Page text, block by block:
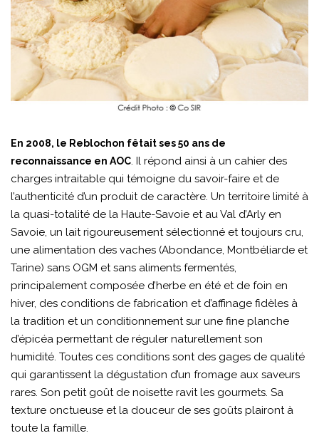
En 2008, le Reblochon fêtait ses 50 ans de
reconnaissance en AOC. Il répond ainsi à un cahier des
charges intraitable qui témoigne du savoir-faire et de
l’authenticité d’un produit de caractère. Un territoire limité à
la quasi-totalité de la Haute-Savoie et au Val d’Arly en
Savoie, un lait rigoureusement sélectionné et toujours cru,
une alimentation des vaches (Abondance, Montbéliarde et
Tarine) sans OGM et sans aliments fermentés,
principalement composée d’herbe en été et de foin en
hiver, des conditions de fabrication et d’affinage fidèles à
la tradition et un conditionnement sur une fine planche
d’épicéa permettant de réguler naturellement son
humidité. Toutes ces conditions sont des gages de qualité
qui garantissent la dégustation d’un fromage aux saveurs
rares. Son petit goût de noisette ravit les gourmets. Sa
texture onctueuse et la douceur de ses goûts plairont à
toute la famille.